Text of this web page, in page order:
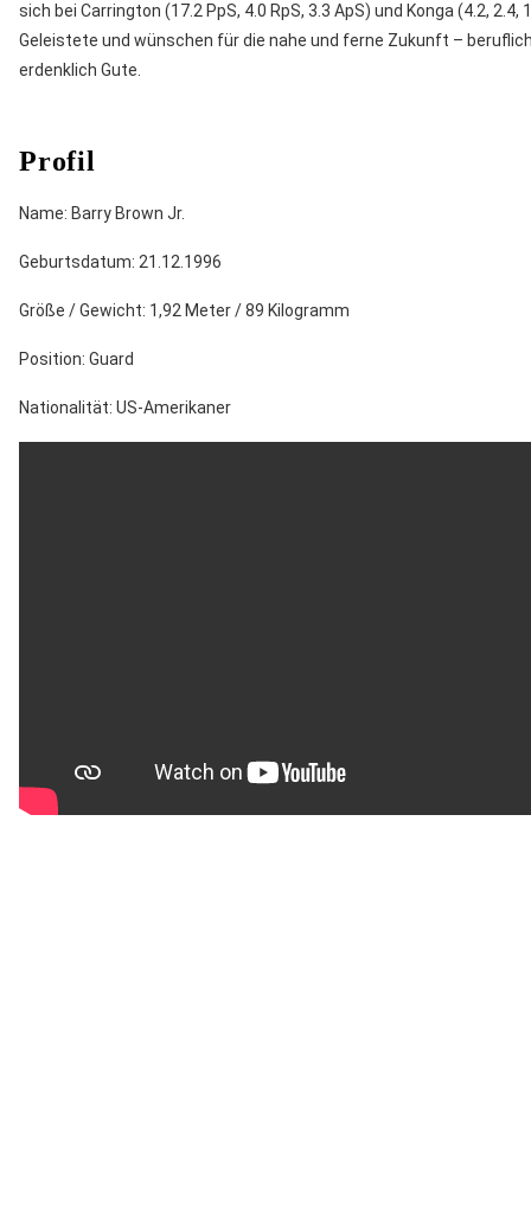
sich bei Carrington (17.2 PpS, 4.0 RpS, 3.3 ApS) und Konga (4.2, 2.4,
Geleistete und wünschen für die nahe und ferne Zukunft –
erdenklich Gute.
Profil
Name: Barry Brown Jr.
Geburtsdatum: 21.12.1996
Größe / Gewicht: 1,92 Meter / 89 Kilogramm
Position: Guard
Nationalität: US-Amerikaner